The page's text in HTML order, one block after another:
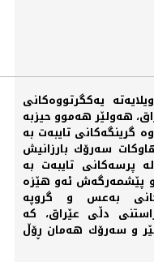
یەكگرتووەكانی
هەولێر هەموو حیزبە
گرینگەكانی تایبەت بە
سەرۆك بارزانیش
پرسەكانی تایبەت بە
پێشمەرگەش ئەو هێزە
بەعس و گروپە
دڵی عێراق، كە
و سەرۆك هەمان ڕۆڵ